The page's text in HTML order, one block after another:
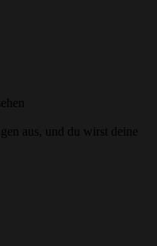
aus, und du wirst deine